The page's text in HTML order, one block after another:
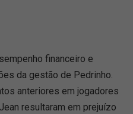
financeiro e
da gestão de Pedrinho.
anteriores em jogadores
resultaram em prejuízo